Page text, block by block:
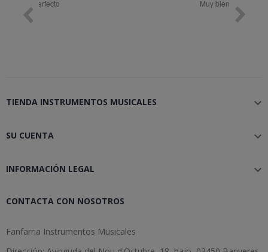
TIENDA INSTRUMENTOS MUSICALES 
SU CUENTA 
INFORMACIÓN LEGAL 
CONTACTA CON NOSOTROS
Fanfarria Instrumentos Musicales